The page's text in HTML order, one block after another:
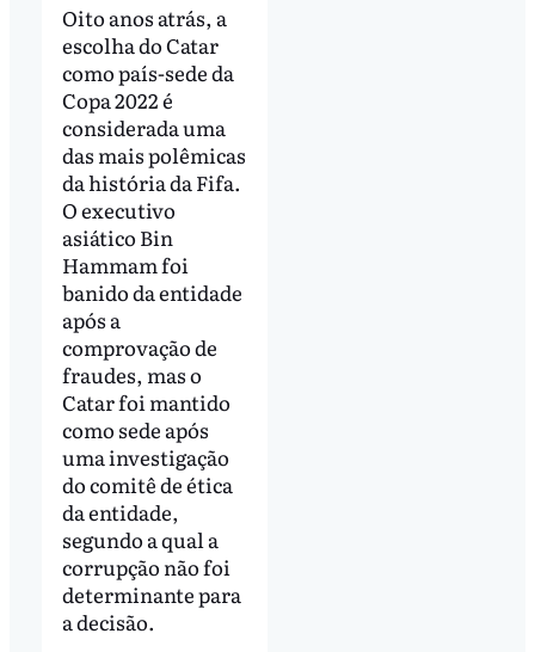
Oito anos atrás, a
escolha do Catar
como país-sede da
Copa 2022 é
considerada uma
das mais polêmicas
da história da Fifa.
O executivo
asiático Bin
Hammam foi
banido da entidade
após a
comprovação de
fraudes, mas o
Catar foi mantido
como sede após
uma investigação
do comitê de ética
da entidade,
segundo a qual a
corrupção não foi
determinante para
a decisão.